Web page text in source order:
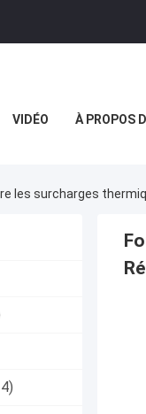
VIDÉO À PROPOS
les surcharges